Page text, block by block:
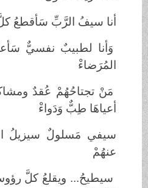
أنا سيفُ الرَّبِّ سَأقطعُ كلَّ
وَأنا لطبيبٌ نفسيٌّ
المُرَضاءْ
مَنْ تجتاحُهُمْ عُقدٌ
أعياهَا طِبٌّ وَدَواءْ
سيفي مَسلولٌ سيزيلُ
عنهُمْ
سيطيحُ... ويقلعُ كلَّ رؤوسَ